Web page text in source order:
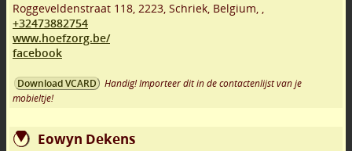
Roggeveldenstraat 118, 2223, Schriek, Belgium, ,
+32473882754
www.hoefzorg.be/
facebook
Download VCARD
Handig! Importeer dit in de contactenlijst van je
mobieltje!
Eowyn Dekens